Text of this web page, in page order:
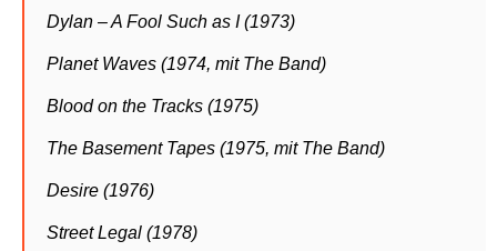
Dylan – A Fool Such as I (1973)
Planet Waves (1974, mit The Band)
Blood on the Tracks (1975)
The Basement Tapes (1975, mit The Band)
Desire (1976)
Street Legal (1978)